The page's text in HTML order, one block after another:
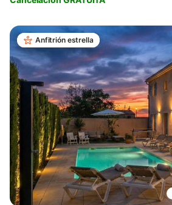
Anfitrión estrella